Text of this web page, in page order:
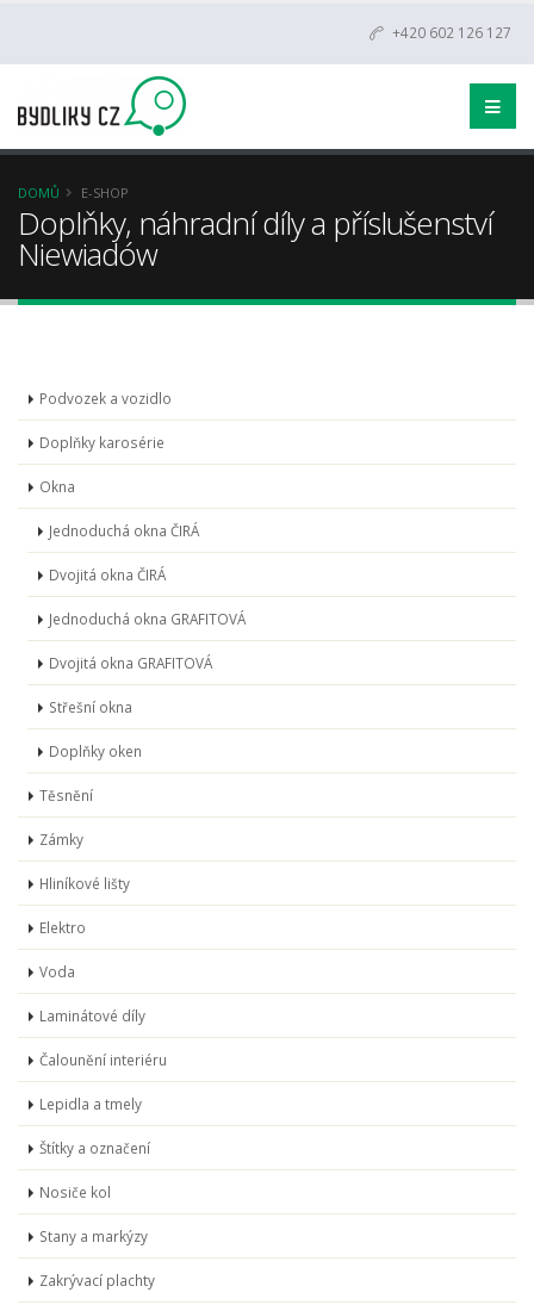
+420 602 126 127
DOMŮ E-SHOP
Doplňky, náhradní díly a příslušenství
Niewiadów
Podvozek a vozidlo
Doplňky karosérie
Okna
Jednoduchá okna ČIRÁ
Dvojitá okna ČIRÁ
Jednoduchá okna GRAFITOVÁ
Dvojitá okna GRAFITOVÁ
Střešní okna
Doplňky oken
Těsnění
Zámky
Hliníkové lišty
Elektro
Voda
Laminátové díly
Čalounění interiéru
Lepidla a tmely
Štítky a označení
Nosiče kol
Stany a markýzy
Zakrývací plachty